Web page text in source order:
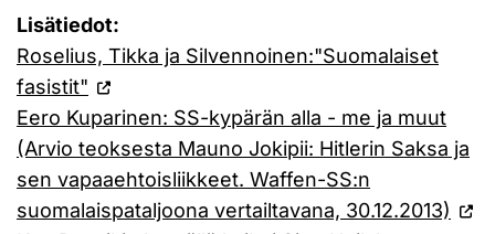
Lisätiedot:
Roselius, Tikka ja Silvennoinen:"Suomalaiset
fasistit"
Eero Kuparinen: SS-kypärän alla - me ja muut
(Arvio teoksesta Mauno Jokipii: Hitlerin Saksa ja
sen vapaaehtoisliikkeet. Waffen-SS:n
suomalaispataljoona vertailtavana, 30.12.2013)